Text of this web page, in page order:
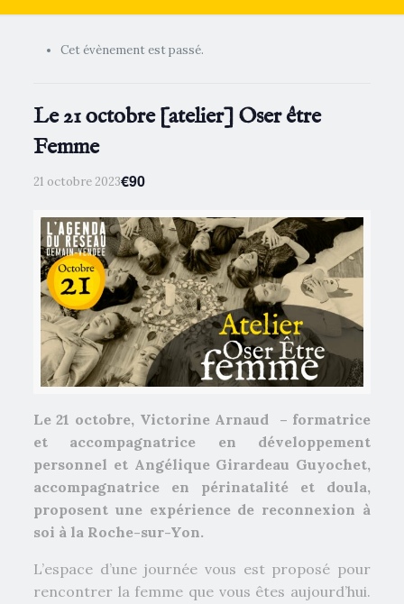
Cet évènement est passé.
Le 21 octobre [atelier] Oser être
Femme
21 octobre 2023€90
Le 21 octobre, Victorine Arnaud – formatrice
et accompagnatrice en développement
personnel et Angélique Girardeau Guyochet,
accompagnatrice en périnatalité et doula,
proposent une expérience de reconnexion à
soi à la Roche-sur-Yon.
L’espace d’une journée vous est proposé pour
rencontrer la femme que vous êtes aujourd’hui.